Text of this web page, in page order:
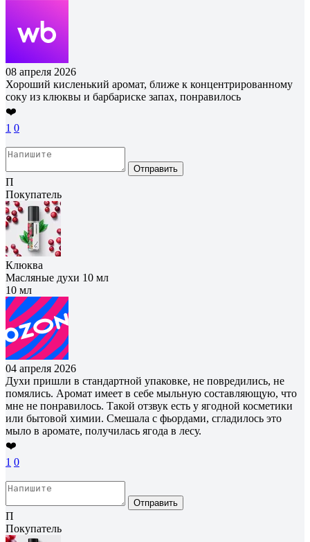
08 апреля 2026
Хороший кисленький аромат, ближе к концентрированному
соку из клюквы и барбариске запах, понравилось
❤️
1 0
Отправить
П
Покупатель
Клюква
Масляные духи 10 мл
10 мл
04 апреля 2026
Духи пришли в стандартной упаковке, не повредились, не
помялись. Аромат имеет в себе мыльную составляющую, что
мне не понравилось. Такой отзвук есть у ягодной косметики
или бытовой химии. Смешала с фьордами, сгладилось это
мыло в аромате, получилась ягода в лесу.
❤️
1 0
Отправить
П
Покупатель